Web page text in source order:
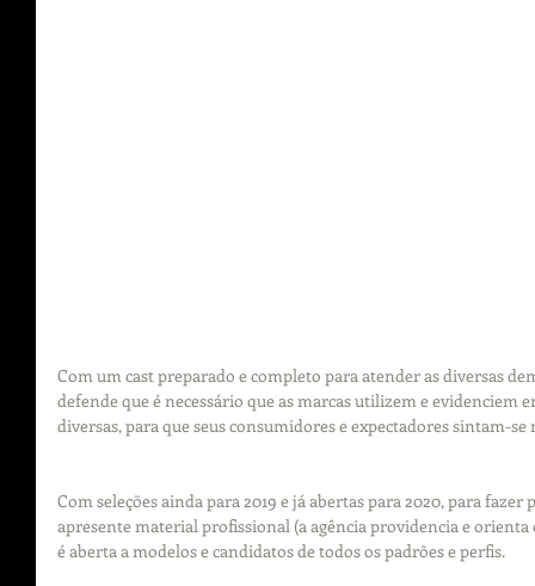
Com um cast preparado e completo para atender as diversas
defende que é necessário que as marcas utilizem e evidenciem
diversas, para que seus consumidores e expectadores sintam-se
Com seleções ainda para 2019 e já abertas para 2020, para
apresente material profissional (a agência providencia e orienta
é aberta a modelos e candidatos de todos os padrões e perfis.